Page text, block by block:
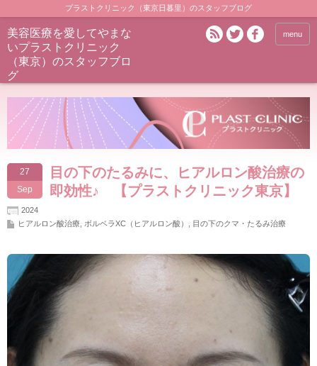
プラストクリニック（東京日暮里）のスタッフブログ
美容医療を愛してやまな
いプラストクリニック
（東京）のスタッフブロ
グ
menu
27
Sep
目の下のたるみに、ヒアルロン酸治療の
即効性♪ 【プラストクリニック東京】
2024
ヒアルロン酸治療 ボルベラXC（ヒアルロン酸） 目の下のクマ・たるみ治療